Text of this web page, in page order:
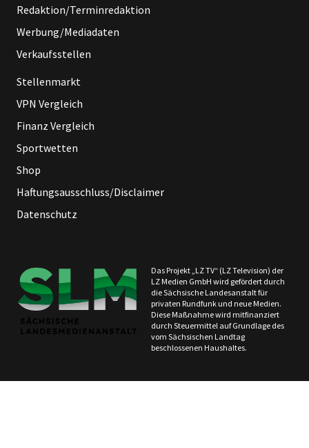
Redaktion/Terminredaktion
Werbung/Mediadaten
Verkaufsstellen
Stellenmarkt
VPN Vergleich
Finanz Vergleich
Sportwetten
Shop
Haftungsausschluss/Disclaimer
Datenschutz
Das Projekt „LZ TV“ (LZ Television) der
LZ Medien GmbH wird gefördert durch
die Sächsische Landesanstalt für
privaten Rundfunk und neue Medien.
Diese Maßnahme wird mitfinanziert
durch Steuermittel auf Grundlage des
vom Sächsischen Landtag
beschlossenen Haushaltes.